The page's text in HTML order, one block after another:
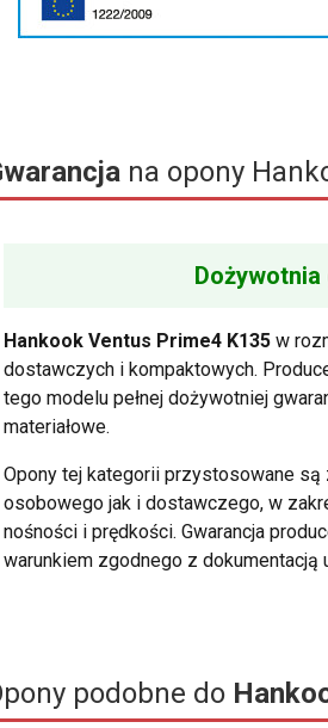
na opony
Dożywotnia
Hankook Ventus Prime4 K135 w
dostawczych i kompaktowych.
tego modelu pełnej dożywotniej
materiałowe.
Opony tej kategorii przystosowane są
osobowego jak i dostawczego, w
nośności i prędkości. Gwarancja
warunkiem zgodnego z dokumentacją
podobne do